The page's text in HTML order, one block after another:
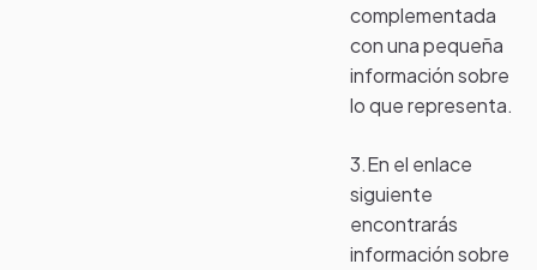
complementada
con una pequeña
información sobre
lo que representa.
3.En el enlace
siguiente
encontrarás
información sobre